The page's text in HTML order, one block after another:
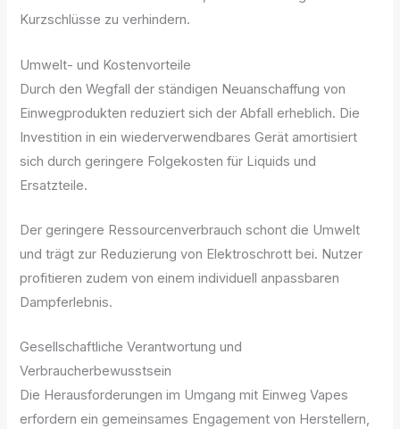
Kurzschlüsse zu verhindern.
Umwelt- und Kostenvorteile
Durch den Wegfall der ständigen Neuanschaffung von
Einwegprodukten reduziert sich der Abfall erheblich. Die
Investition in ein wiederverwendbares Gerät amortisiert
sich durch geringere Folgekosten für Liquids und
Ersatzteile.
Der geringere Ressourcenverbrauch schont die Umwelt
und trägt zur Reduzierung von Elektroschrott bei. Nutzer
profitieren zudem von einem individuell anpassbaren
Dampferlebnis.
Gesellschaftliche Verantwortung und
Verbraucherbewusstsein
Die Herausforderungen im Umgang mit Einweg Vapes
erfordern ein gemeinsames Engagement von Herstellern,